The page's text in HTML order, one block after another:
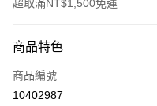
超取滿NT$1,500免運
信用卡一次付款
信用卡分期付款
商品特色
商品編號
10402987